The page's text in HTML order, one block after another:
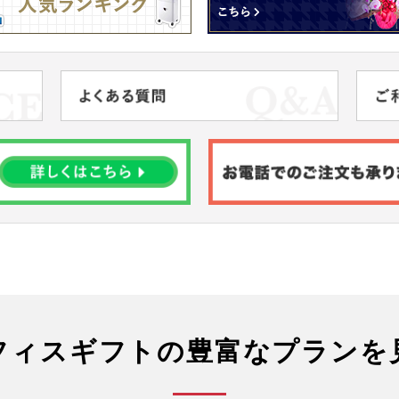
ィスギフトの豊富なプランを